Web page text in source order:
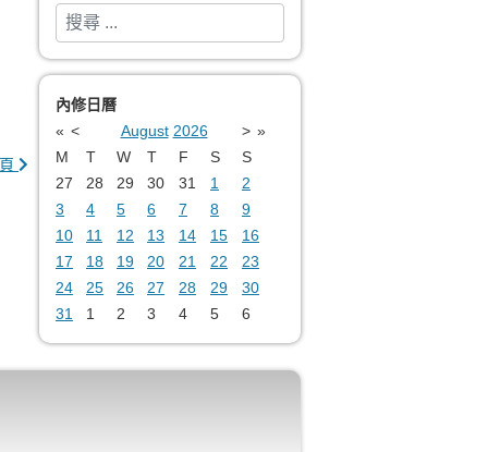
搜索
Type 2 or more characters for results.
內修日曆
« < August 2026 > »
M
T W T F S
S
27
28 29 30 31 1
2
3
4 5 6 7 8
9
10
11 12 13 14 15
16
17
18 19 20 21 22
23
24
25 26 27 28 29
30
31
1 2 3 4 5 6